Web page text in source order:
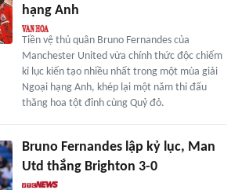
hạng Anh
Tiền vệ thủ quân Bruno Fernandes của
Manchester United vừa chính thức độc chiếm
kỉ lục kiến tạo nhiều nhất trong một mùa giải
Ngoại hạng Anh, khép lại một năm thi đấu
thăng hoa tột đỉnh cùng Quỷ đỏ.
Bruno Fernandes lập kỷ lục, Man
Utd thắng Brighton 3-0